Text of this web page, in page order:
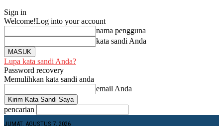
Sign in
Welcome!Log into your account
nama pengguna
kata sandi Anda
Lupa kata sandi Anda?
Password recovery
Memulihkan kata sandi anda
email Anda
pencarian
JUMAT, AGUSTUS 7, 2026